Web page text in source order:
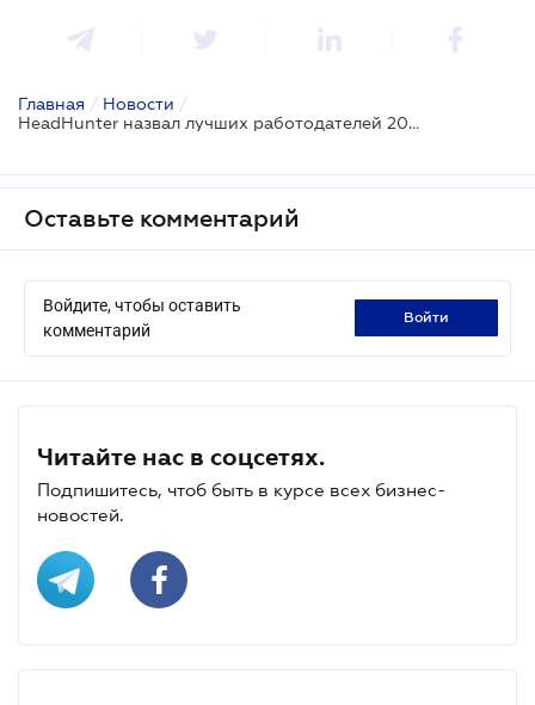
Главная / Новости /
HeadHunter назвал лучших работодателей 2018 года
Оставьте комментарий
Войдите, чтобы оставить
комментарий
войти
Читайте нас в соцсетях.
Подпишитесь, чтоб быть в курсе всех бизнес-
новостей.